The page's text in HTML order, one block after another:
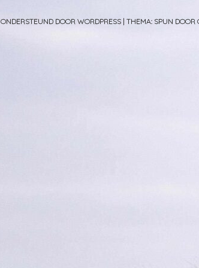
ONDERSTEUND DOOR WORDPRESS | THEMA: SPUN DOOR